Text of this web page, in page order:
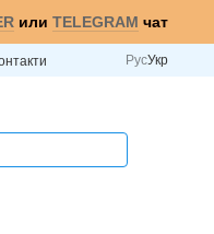
или TELEGRAM чат
РусУкр